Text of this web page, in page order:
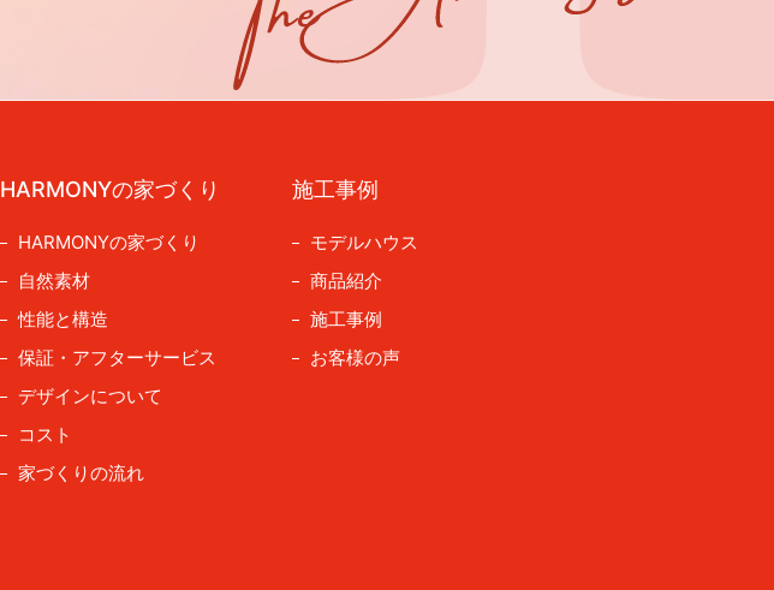
HARMONYの家づくり
HARMONYの家づくり
自然素材
性能と構造
保証・アフターサービス
デザインについて
コスト
家づくりの流れ
施工事例
モデルハウス
商品紹介
施工事例
お客様の声